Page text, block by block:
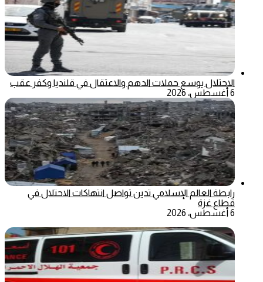
الاحتلال يوسع حملات الدهم والاعتقال في قلنديا وكفر عقب
6 أغسطس، 2026
رابطة العالم الإسلامي تدين تواصل انتهاكات الاحتلال في
قطاع غزة
6 أغسطس، 2026